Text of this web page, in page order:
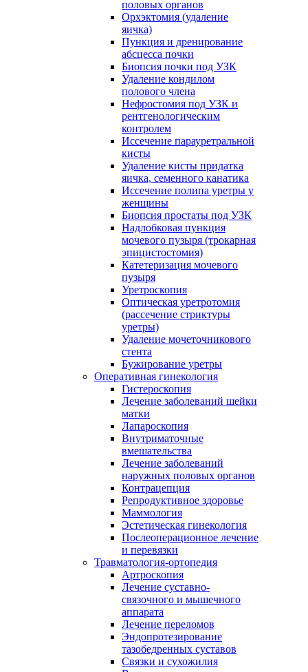
половых органов
Орхэктомия (удаление
яичка)
Пункция и дренирование
абсцесса почки
Биопсия почки под УЗК
Удаление кондилом
полового члена
Нефростомия под УЗК и
рентгенологическим
контролем
Иссечение парауретральной
кисты
Удаление кисты придатка
яичка, семенного канатика
Иссечение полипа уретры у
женщины
Биопсия простаты под УЗК
Надлобковая пункция
мочевого пузыря (трокарная
эпицистостомия)
Катетеризация мочевого
пузыря
Уретроскопия
Оптическая уретротомия
(рассечение стриктуры
уретры)
Удаление мочеточникового
стента
Бужирование уретры
Оперативная гинекология
Гистероскопия
Лечение заболеваний шейки
матки
Лапароскопия
Внутриматочные
вмешательства
Лечение заболеваний
наружных половых органов
Контрацепция
Репродуктивное здоровье
Маммология
Эстетическая гинекология
Послеоперационное лечение
и перевязки
Травматология-ортопедия
Артроскопия
Лечение суставно-
связочного и мышечного
аппарата
Лечение переломов
Эндопротезирование
тазобедренных суставов
Связки и сухожилия